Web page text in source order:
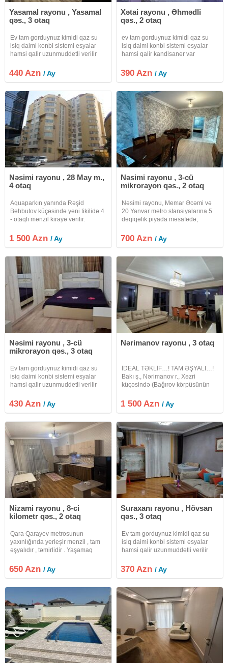
Binada müasir, sürətli və daimi işlək liftlər mövcuddur. Yuxarı
Mənzil yalnız səliqəli və uzunmüddətli kirayəçilər üçün
Qiymət: 750 AZN
Depozit: 300 AZN
Ətraflı məlumat və mənzilə baxış keçirmək üçün əlaqə
saxlayın.
ŞİRKƏTİN KOMİSSİYASI 30% TƏŞKİL EDƏCƏK.
Yasamal rayonu , Yasamal
qəs., 3 otaq
Ev tam gorduynuz kimidi qaz su
isiq daimi konbi sistemi esyalar
hamsi qalir uzunmuddetli verilir
440 Azn/ Ay
Xətai rayonu , Əhmədli
qəs., 2 otaq
ev tam gorduynuz kimidi qaz su
isiq daimi konbi sistemi esyalar
hamsi qalir kandisaner var
390 Azn/ Ay
Nəsimi rayonu , 28 May m.,
4 otaq
Aquaparkın yanında Rəşid
Behbutov küçəsində yeni tikilidə 4
- otaqlı mənzil kirayə verilir.
təşkil edir və binanın 6-cı
mərtəbəsində yerləşir. Mənzil əla
1 500 Azn/ Ay
Nəsimi rayonu , 3-cü
mikrorayon qəs., 2 otaq
Nəsimi rayonu, Memar Əcəmi və
20 Yanvar metro stansiyalarına 5
dəqiqəlik piyada məsafədə,
yerləşən 5 mərtəbəli binanın 1-ci
mərtəbəsində 2 otaqlı mənzil
700 Azn/ Ay
Nəsimi rayonu , 3-cü
mikrorayon qəs., 3 otaq
Ev tam gorduynuz kimidi qaz su
isiq daimi konbi sistemi esyalar
hamsi qalir uzunmuddetli verilir
430 Azn/ Ay
Nərimanov rayonu , 3 otaq
İDEAL TƏKLİF…! TAM ƏŞYALI…!
Bakı ş., Nərimanov r., Xəzri
küçəsində (Bağırov körpüsünün
Kompleksində 18 mərtəbəli
binanın 10-cu mərcəsində , ümumi
otaqlı mənzil
1 500 Azn/ Ay
Nizami rayonu , 8-ci
kilometr qəs., 2 otaq
Qara Qarayev metrosunun
yaxınlığında yerleşir menzil , tam
əşyalıdır , təmirlidir . Yaşamaq
Ətraflı melumat üçün
whatsappdan elaqe saxlayardınız.
650 Azn/ Ay
Suraxanı rayonu , Hövsan
qəs., 3 otaq
Ev tam gorduynuz kimidi qaz su
isiq daimi konbi sistemi esyalar
hamsi qalir uzunmuddetli verilir
370 Azn/ Ay